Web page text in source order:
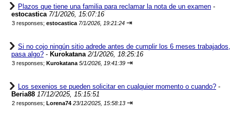
Plazos que tiene una familia para reclamar la nota de un examen -
estocastica 7/1/2026, 15:07:16
3 responses; estocastica 7/1/2026, 19:21:24 ⇥
Si no cojo ningún sitio adrede antes de cumplir los 6 meses trabajados,
pasa algo? - Kurokatana 2/1/2026, 18:25:16
3 responses; Kurokatana 5/1/2026, 19:41:39 ⇥
Los sexenios se pueden solicitar en cualquier momento o cuando? -
Beria88 17/12/2025, 15:15:51
2 responses; Lorena74 23/12/2025, 15:58:13 ⇥